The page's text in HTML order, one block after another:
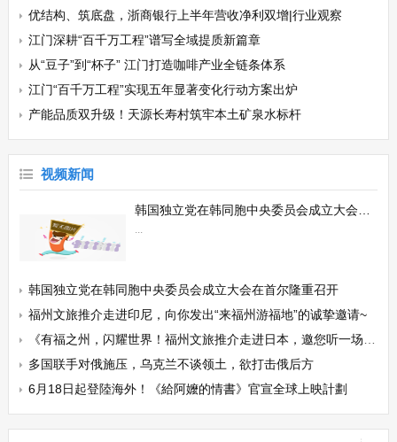
优结构、筑底盘，浙商银行上半年营收净利双增|行业观察
江门深耕“百千万工程”谱写全域提质新篇章
从“豆子”到“杯子” 江门打造咖啡产业全链条体系
江门“百千万工程”实现五年显著变化行动方案出炉
产能品质双升级！天源长寿村筑牢本土矿泉水标杆
视频新闻
韩国独立党在韩同胞中央委员会成立大会在首尔隆重召开
...
韩国独立党在韩同胞中央委员会成立大会在首尔隆重召开
福州文旅推介走进印尼，向你发出“来福州游福地”的诚挚邀请~
《有福之州，闪耀世界！福州文旅推介走进日本，邀您听一场跨越千年的文化回响》
多国联手对俄施压，乌克兰不谈领土，欲打击俄后方
6月18日起登陸海外！《給阿嬤的情書》官宣全球上映計劃